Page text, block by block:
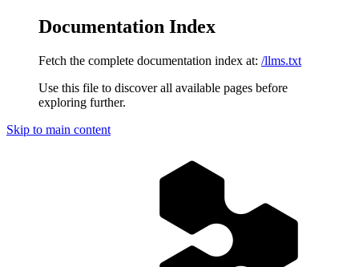
Documentation Index
Fetch the complete documentation index at: /llms.txt
Use this file to discover all available pages before
exploring further.
Skip to main content